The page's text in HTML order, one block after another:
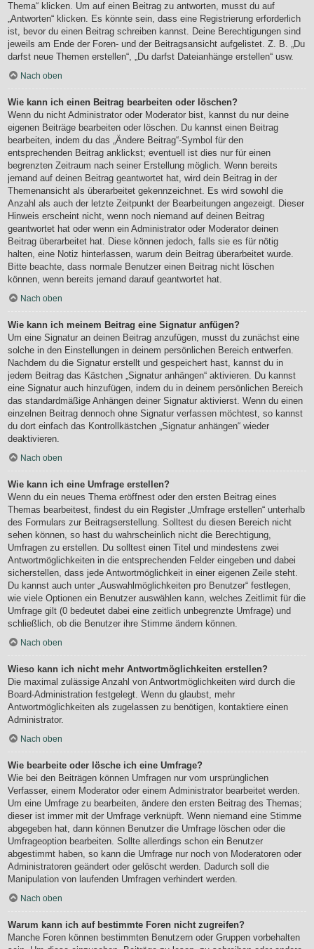
Thema“ klicken. Um auf einen Beitrag zu antworten, musst du auf
„Antworten“ klicken. Es könnte sein, dass eine Registrierung erforderlich
ist, bevor du einen Beitrag schreiben kannst. Deine Berechtigungen sind
jeweils am Ende der Foren- und der Beitragsansicht aufgelistet. Z. B. „Du
darfst neue Themen erstellen“, „Du darfst Dateianhänge erstellen“ usw.
Nach oben
Wie kann ich einen Beitrag bearbeiten oder löschen?
Wenn du nicht Administrator oder Moderator bist, kannst du nur deine
eigenen Beiträge bearbeiten oder löschen. Du kannst einen Beitrag
bearbeiten, indem du das „Ändere Beitrag“-Symbol für den
entsprechenden Beitrag anklickst; eventuell ist dies nur für einen
begrenzten Zeitraum nach seiner Erstellung möglich. Wenn bereits
jemand auf deinen Beitrag geantwortet hat, wird dein Beitrag in der
Themenansicht als überarbeitet gekennzeichnet. Es wird sowohl die
Anzahl als auch der letzte Zeitpunkt der Bearbeitungen angezeigt. Dieser
Hinweis erscheint nicht, wenn noch niemand auf deinen Beitrag
geantwortet hat oder wenn ein Administrator oder Moderator deinen
Beitrag überarbeitet hat. Diese können jedoch, falls sie es für nötig
halten, eine Notiz hinterlassen, warum dein Beitrag überarbeitet wurde.
Bitte beachte, dass normale Benutzer einen Beitrag nicht löschen
können, wenn bereits jemand darauf geantwortet hat.
Nach oben
Wie kann ich meinem Beitrag eine Signatur anfügen?
Um eine Signatur an deinen Beitrag anzufügen, musst du zunächst eine
solche in den Einstellungen in deinem persönlichen Bereich entwerfen.
Nachdem du die Signatur erstellt und gespeichert hast, kannst du in
jedem Beitrag das Kästchen „Signatur anhängen“ aktivieren. Du kannst
eine Signatur auch hinzufügen, indem du in deinem persönlichen Bereich
das standardmäßige Anhängen deiner Signatur aktivierst. Wenn du einen
einzelnen Beitrag dennoch ohne Signatur verfassen möchtest, so kannst
du dort einfach das Kontrollkästchen „Signatur anhängen“ wieder
deaktivieren.
Nach oben
Wie kann ich eine Umfrage erstellen?
Wenn du ein neues Thema eröffnest oder den ersten Beitrag eines
Themas bearbeitest, findest du ein Register „Umfrage erstellen“ unterhalb
des Formulars zur Beitragserstellung. Solltest du diesen Bereich nicht
sehen können, so hast du wahrscheinlich nicht die Berechtigung,
Umfragen zu erstellen. Du solltest einen Titel und mindestens zwei
Antwortmöglichkeiten in die entsprechenden Felder eingeben und dabei
sicherstellen, dass jede Antwortmöglichkeit in einer eigenen Zeile steht.
Du kannst auch unter „Auswahlmöglichkeiten pro Benutzer“ festlegen,
wie viele Optionen ein Benutzer auswählen kann, welches Zeitlimit für die
Umfrage gilt (0 bedeutet dabei eine zeitlich unbegrenzte Umfrage) und
schließlich, ob die Benutzer ihre Stimme ändern können.
Nach oben
Wieso kann ich nicht mehr Antwortmöglichkeiten erstellen?
Die maximal zulässige Anzahl von Antwortmöglichkeiten wird durch die
Board-Administration festgelegt. Wenn du glaubst, mehr
Antwortmöglichkeiten als zugelassen zu benötigen, kontaktiere einen
Administrator.
Nach oben
Wie bearbeite oder lösche ich eine Umfrage?
Wie bei den Beiträgen können Umfragen nur vom ursprünglichen
Verfasser, einem Moderator oder einem Administrator bearbeitet werden.
Um eine Umfrage zu bearbeiten, ändere den ersten Beitrag des Themas;
dieser ist immer mit der Umfrage verknüpft. Wenn niemand eine Stimme
abgegeben hat, dann können Benutzer die Umfrage löschen oder die
Umfrageoption bearbeiten. Sollte allerdings schon ein Benutzer
abgestimmt haben, so kann die Umfrage nur noch von Moderatoren oder
Administratoren geändert oder gelöscht werden. Dadurch soll die
Manipulation von laufenden Umfragen verhindert werden.
Nach oben
Warum kann ich auf bestimmte Foren nicht zugreifen?
Manche Foren können bestimmten Benutzern oder Gruppen vorbehalten